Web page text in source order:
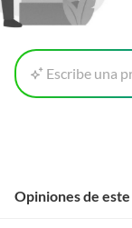
Escribe una
Opiniones de